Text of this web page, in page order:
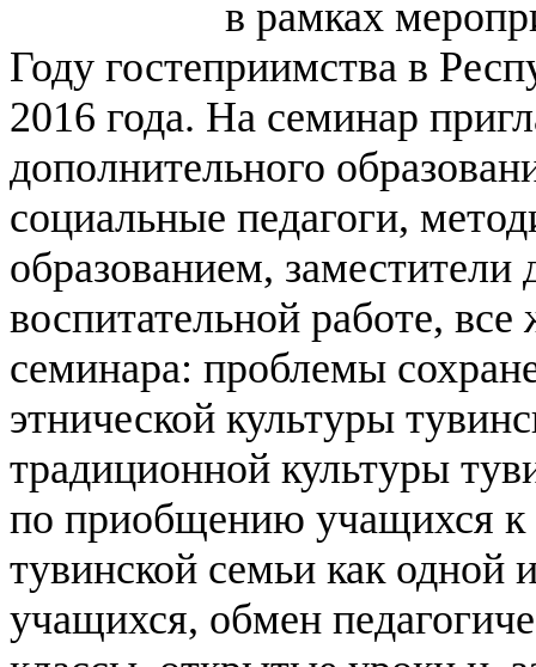
в рамках
Году гостеприимства в
2016 года. На семинар
дополнительного
социальные педагоги,
образованием,
воспитательной работе,
семинара: проблемы
этнической культуры
традиционной культуры
по приобщению учащихся к
тувинской семьи как одной
учащихся, обмен